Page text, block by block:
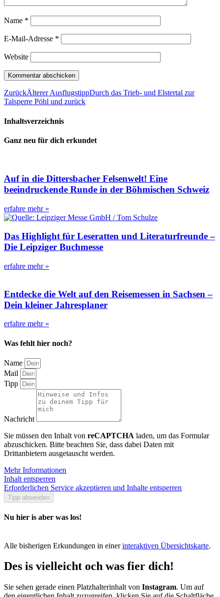
Name *
E-Mail-Adresse *
Website
ZurückÄlterer AusflugstippDurch das Trieb- und Elstertal zur
Talsperre Pöhl und zurück
Inhaltsverzeichnis
Ganz neu für dich erkundet
Auf in die Dittersbacher Felsenwelt! Eine
beeindruckende Runde in der Böhmischen Schweiz
erfahre mehr »
Das Highlight für Leseratten und Literaturfreunde –
Die Leipziger Buchmesse
erfahre mehr »
Entdecke die Welt auf den Reisemessen in Sachsen –
Dein kleiner Jahresplaner
erfahre mehr »
Was fehlt hier noch?
Name
Mail
Tipp
Nachricht
Sie müssen den Inhalt von reCAPTCHA laden, um das Formular
abzuschicken. Bitte beachten Sie, dass dabei Daten mit
Drittanbietern ausgetauscht werden.
Mehr Informationen
Inhalt entsperren
Erforderlichen Service akzeptieren und Inhalte entsperren
Tipp absenden
Nu hier is aber was los!
Alle bisherigen Erkundungen in einerinteraktiven Übersichtskarte.
Des is vielleicht och was fier dich!
Sie sehen gerade einen Platzhalterinhalt von Instagram. Um auf